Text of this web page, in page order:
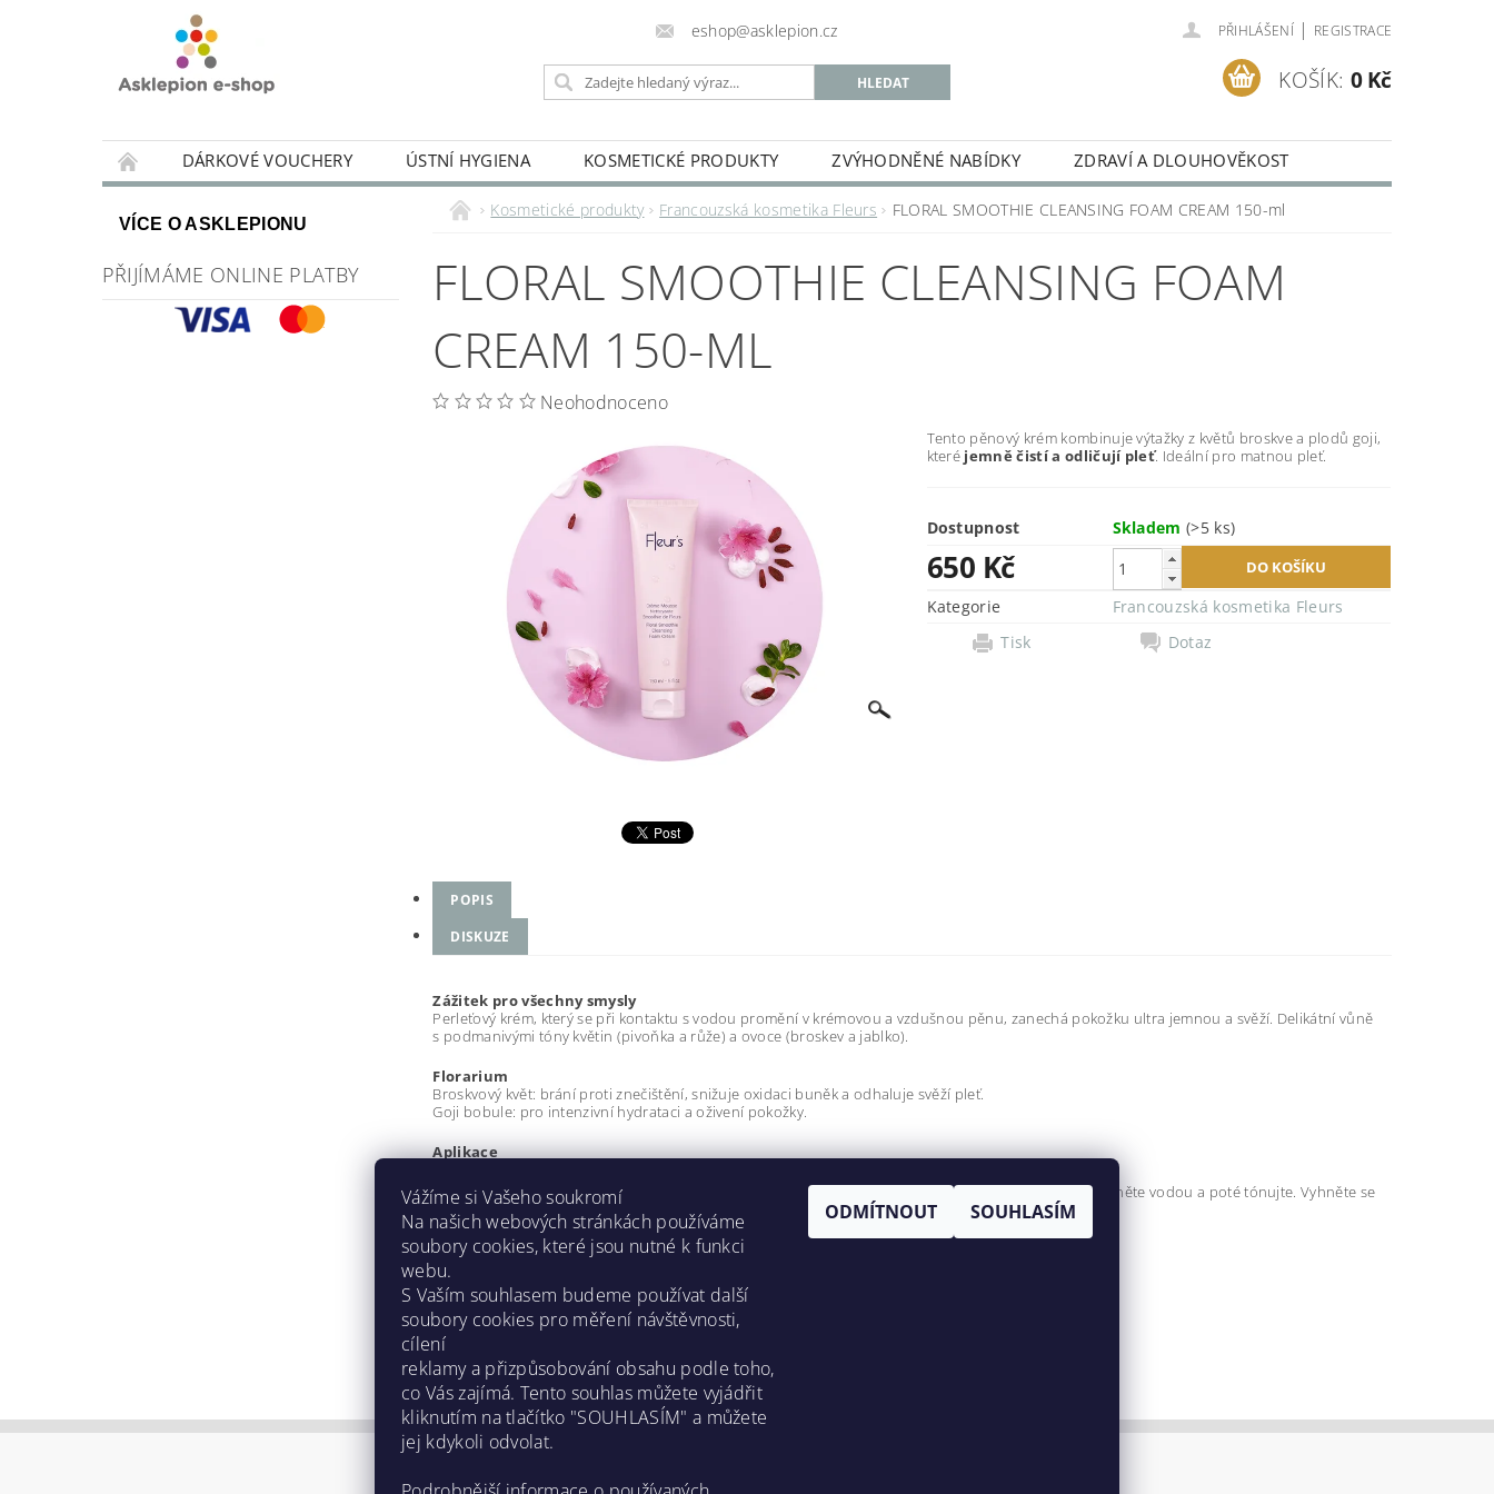
eshop@asklepion.cz PŘIHLÁŠENÍ | REGISTRACE
KOŠÍK: 0 Kč
DÁRKOVÉ VOUCHERY ÚSTNÍ HYGIENA KOSMETICKÉ PRODUKTY ZVÝHODNĚNÉ NABÍDKY
ZDRAVÍ A DLOUHOVĚKOST
NAPIŠTE NÁM PODMÍNKY OCHRANY OSOBNÍCH ÚDAJŮ MOJE OBJEDNÁVKA
VÍCE O ASKLEPIONU
PŘIJÍMÁME ONLINE PLATBY
Kosmetické produkty Francouzská kosmetika Fleurs FLORAL SMOOTHIE CLEANSING FOAM CREAM 150-ml
FLORAL SMOOTHIE CLEANSING FOAM
CREAM 150-ML
Neohodnoceno
Tento pěnový krém kombinuje výtažky z květů broskve a plodů goji,
které jemně čistí a odličují pleť. Ideální pro matnou pleť.
Dostupnost Skladem(>5 ks)
650 Kč
Kategorie
Francouzská kosmetika Fleurs
Tisk
Dotaz
POPIS
DISKUZE
Zážitek pro všechny smysly
Perleťový krém, který se při kontaktu s vodou promění v krémovou a vzdušnou pěnu, zanechá pokožku ultra jemnou a svěží. Delikátní vůně
s podmanivými tóny květin (pivoňka a růže) a ovoce (broskev a jablko).
Florarium
Broskvový květ: brání proti znečištění, snižuje oxidaci buněk a odhaluje svěží pleť.
Goji bobule: pro intenzivní hydrataci a oživení pokožky.
Aplikace
Napěňte s vodou v dlaních, naneste na mokrý obličej a vmasírujte malými krouživými pohyby. Opláchněte vodou a poté tónujte. Vyhněte se
kontaktu s očima. V případě kontaktu s očima důkladně opláchněte vodou.
Buďte první, kdo napíše příspěvek k této položce.
Přidat komentář
Vážíme si Vašeho soukromí
Na našich webových stránkách používáme
soubory cookies, které jsou nutné k funkci
webu.
S Vaším souhlasem budeme používat další
soubory cookies pro měření návštěvnosti,
cílení
reklamy a přizpůsobování obsahu podle toho,
co Vás zajímá. Tento souhlas můžete vyjádřit
kliknutím na tlačítko "SOUHLASÍM" a můžete
jej kdykoli odvolat.
ODMÍTNOUT SOUHLASÍM